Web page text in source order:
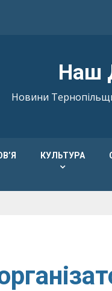
Наш
Новини
КУЛЬТУРА